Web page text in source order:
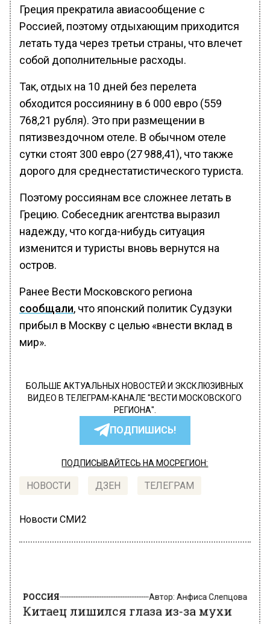
Греция прекратила авиасообщение с
Россией, поэтому отдыхающим приходится
летать туда через третьи страны, что влечет
собой дополнительные расходы.
Так, отдых на 10 дней без перелета
обходится россиянину в 6 000 евро (559
768,21 рубля). Это при размещении в
пятизвездочном отеле. В обычном отеле
сутки стоят 300 евро (27 988,41), что также
дорого для среднестатистического туриста.
Поэтому россиянам все сложнее летать в
Грецию. Собеседник агентства выразил
надежду, что когда-нибудь ситуация
изменится и туристы вновь вернутся на
остров.
Ранее Вести Московского региона
сообщали, что японский политик Судзуки
прибыл в Москву с целью «внести вклад в
мир».
БОЛЬШЕ АКТУАЛЬНЫХ НОВОСТЕЙ И ЭКСКЛЮЗИВНЫХ
ВИДЕО В ТЕЛЕГРАМ-КАНАЛЕ "ВЕСТИ МОСКОВСКОГО
РЕГИОНА".
ПОДПИШИСЬ!
ПОДПИСЫВАЙТЕСЬ НА МОСРЕГИОН:
НОВОСТИ ДЗЕН ТЕЛЕГРАМ
Новости СМИ2
Китаец лишился глаза из-за мухи